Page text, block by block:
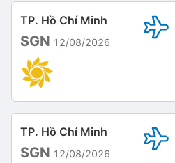
TP. Hồ Chí Minh
SGN 12/08/2026
TP. Hồ Chí Minh
SGN 12/08/2026